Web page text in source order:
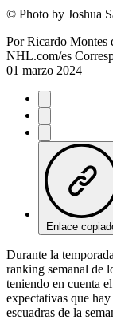
© Photo by Joshua
Por Ricardo Montes
NHL.com/es
01 marzo 2024
Enlace
Durante la
ranking semanal de
teniendo en cuenta
expectativas que
escuadras de la